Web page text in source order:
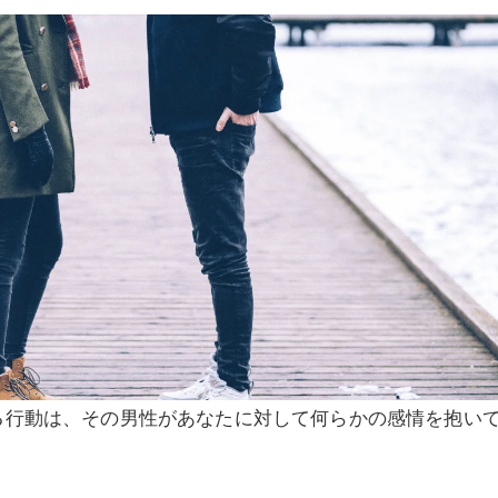
動は、その男性があなたに対して何らかの感情を抱い